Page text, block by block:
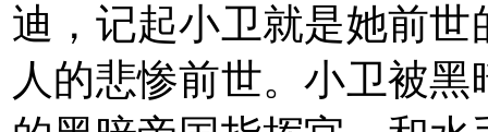
迪，记起小卫就是她前
人的悲惨前世。小卫被